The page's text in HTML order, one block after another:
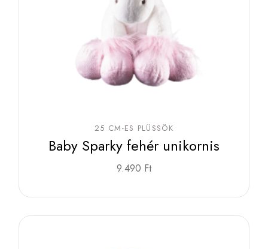
25 CM-ES PLÜSSÖK
Baby Sparky fehér unikornis
9.490 Ft